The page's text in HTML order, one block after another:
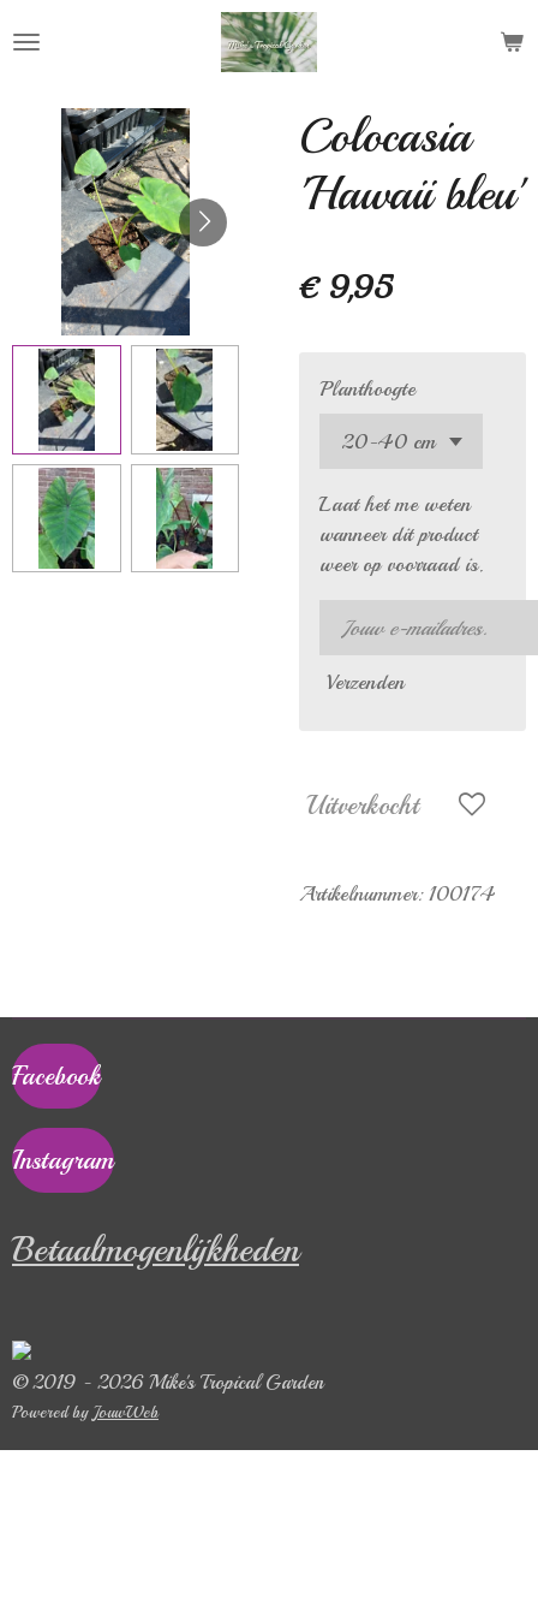
direct
hoofdinhoud
Colocasia
'Hawaii bleu'
€ 9,95
Planthoogte
Laat het me weten
wanneer dit product
weer op voorraad is.
Verzenden
Uitverkocht
Artikelnummer: 100174
Facebook
Instagram
Betaalmogenlijkheden
© 2019 - 2026 Mike's Tropical Garden
Powered byJouwWeb